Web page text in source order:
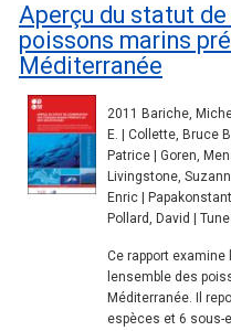
Aperçu du statut
poissons marins
Méditerranée
2011 Bariche,
E. | Collette, Bruce
Patrice | Goren,
Livingstone,
Enric |
Pollard, David |
Ce rapport
lensemble des
Méditerranée. Il
espèces et 6 sous-